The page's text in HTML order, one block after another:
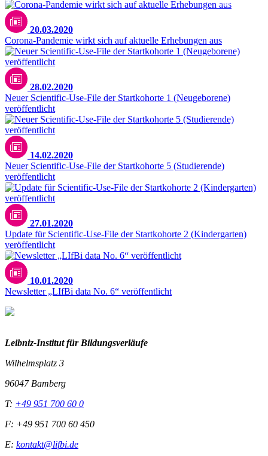
Unsplash / CDC
20.03.2020
Corona-Pandemie wirkt sich auf aktuelle Erhebungen aus
28.02.2020
Neuer Scientific-Use-File der Startkohorte 1 (Neugeborene)
veröffentlicht
14.02.2020
Neuer Scientific-Use-File der Startkohorte 5 (Studierende)
veröffentlicht
27.01.2020
Update für Scientific-Use-File der Startkohorte 2 (Kindergarten)
veröffentlicht
10.01.2020
Newsletter „LIfBi data No. 6“ veröffentlicht
Leibniz-Institut für Bildungsverläufe
Wilhelmsplatz 3
96047 Bamberg
T: +49 951 700 60 0
F: +49 951 700 60 450
E: kontakt@lifbi.de